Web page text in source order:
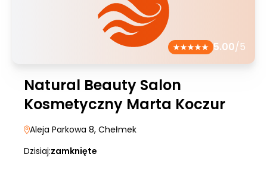
5.00/5
Natural Beauty Salon
Kosmetyczny Marta Koczur
Aleja Parkowa 8, Chełmek
Dzisiaj:zamknięte